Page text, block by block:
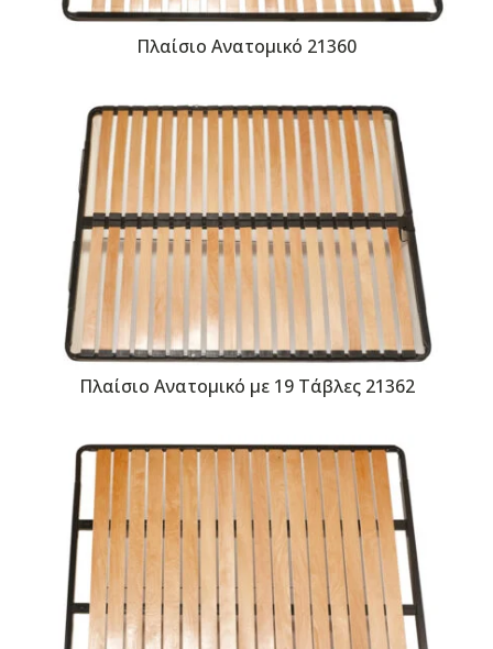
Πλαίσιο Ανατομικό 21360
Πλαίσιο Ανατομικό με 19 Τάβλες 21362